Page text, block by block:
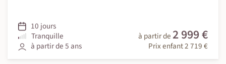
10 jours
Tranquille
à partir de 5 ans
à partir de 2 999 €
Prix enfant 2 719 €